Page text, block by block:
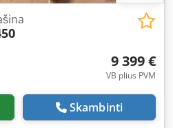
9 399 €
VB plius PVM
Skambinti